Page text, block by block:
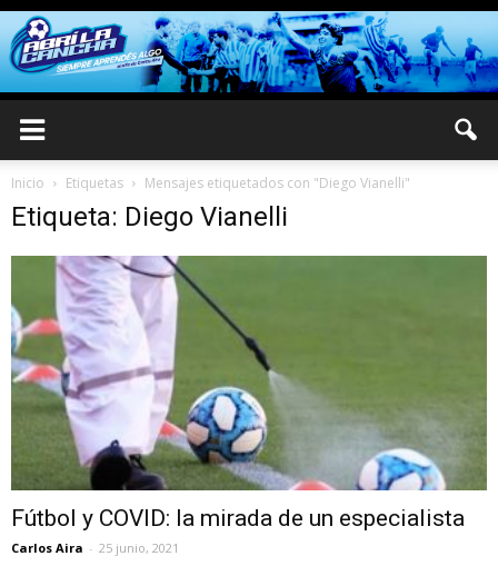
Inicio Etiquetas Mensajes etiquetados con "Diego Vianelli"
Etiqueta: Diego Vianelli
Fútbol y COVID: la mirada de un especialista
Carlos Aira - 25 junio, 2021